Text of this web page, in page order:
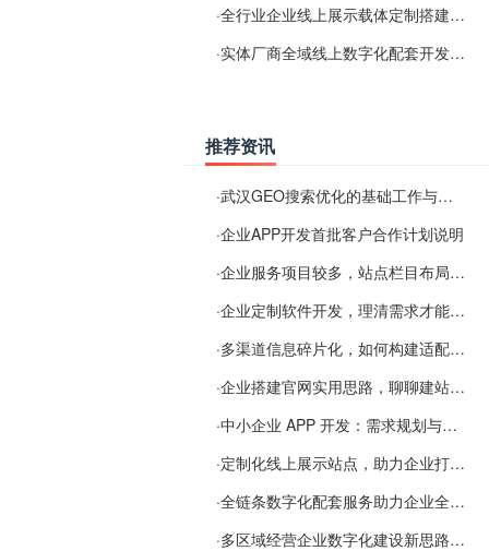
·全行业企业线上展示载体定制搭建服务
·实体厂商全域线上数字化配套开发与地域检索优化服务
推荐资讯
·武汉GEO搜索优化的基础工作与实施思路
·企业APP开发首批客户合作计划说明
·企业服务项目较多，站点栏目布局规划参考思路
·企业定制软件开发，理清需求才能提升数字化落地效率
·多渠道信息碎片化，如何构建适配 AI 检索的品牌信息源
·企业搭建官网实用思路，聊聊建站容易忽视的问题
·中小企业 APP 开发：需求规划与项目落地避坑经验分享
·定制化线上展示站点，助力企业打通线上经营渠道
·全链条数字化配套服务助力企业全域线上经营
·多区域经营企业数字化建设新思路：多端载体与地域检索一体化落地思路分享